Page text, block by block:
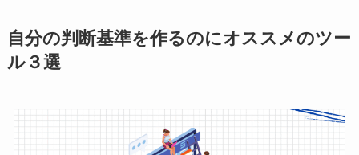
自分の判断基準を作るのにオススメのツー
ル３選